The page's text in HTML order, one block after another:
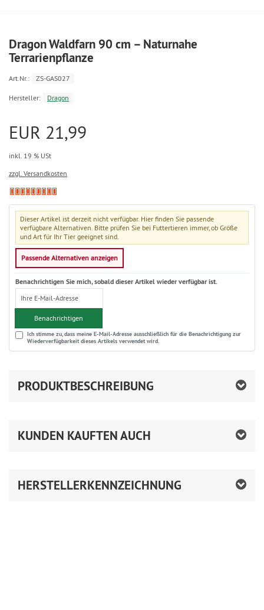
Dragon Waldfarn 90 cm – Naturnahe
Terrarienpflanze
Art.Nr.: ZS-GAS027
Hersteller: Dragon
EUR 21,99
inkl. 19 % USt
zzgl. Versandkosten
Dieser Artikel ist derzeit nicht verfügbar. Hier finden Sie passende
verfügbare Alternativen. Bitte prüfen Sie bei Futtertieren immer, ob Größe
und Art für Ihr Tier geeignet sind.
Passende Alternativen anzeigen
Benachrichtigen Sie mich, sobald dieser Artikel wieder verfügbar ist.
Benachrichtigen
Ich stimme zu, dass meine E-Mail-Adresse ausschließlich für die Benachrichtigung zur
Wiederverfügbarkeit dieses Artikels verwendet wird.
PRODUKTBESCHREIBUNG
KUNDEN KAUFTEN AUCH
HERSTELLERKENNZEICHNUNG